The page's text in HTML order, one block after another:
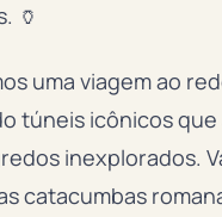
🏺
uma viagem ao
túneis icônicos que
inexplorados.
catacumbas